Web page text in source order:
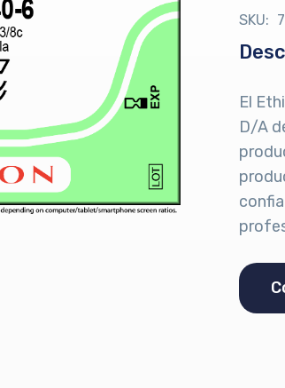
SKU:
El
D/A